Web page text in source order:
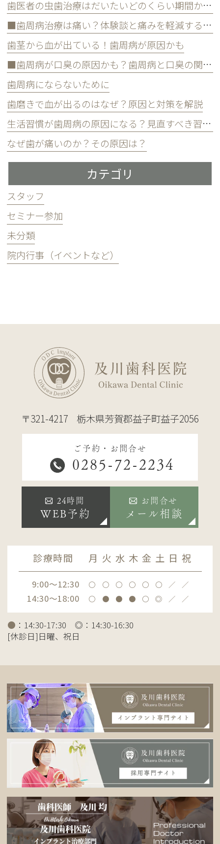
歯医者の虫歯治療はだいたいどのくらい期間かかる？
■歯周病治療は痛い？体験談と痛みを軽減する方法
歯茎から血が出ている！歯周病が原因かも
■歯周病が口臭の原因かも？歯周病と口臭の関係について
歯周病にならないために
歯磨きで血が出るのはなぜ？原因と対策を解説
生活習慣が歯周病の原因になる？見直すべき習慣とは？
なぜ歯が痛いのか？その原因は？
カテゴリ
スタッフ
セミナー参加
未分類
院内行事（イベントなど）
〒321-4217 栃木県芳賀郡益子町益子2056
ご予約・お問合せ
0285-72-2234
24時間
WEB予約
お問合せ
メール相談
診療時間 月 火 水 木 金 土 日 祝
9:00～12:30 〇 〇 〇 〇 〇 〇 ／ ／
14:30～18:00 〇 ● ● ● 〇 ◎ ／ ／
● ：14:30-17:30 ◎：14:30-16:30
[休診日]日曜、祝日